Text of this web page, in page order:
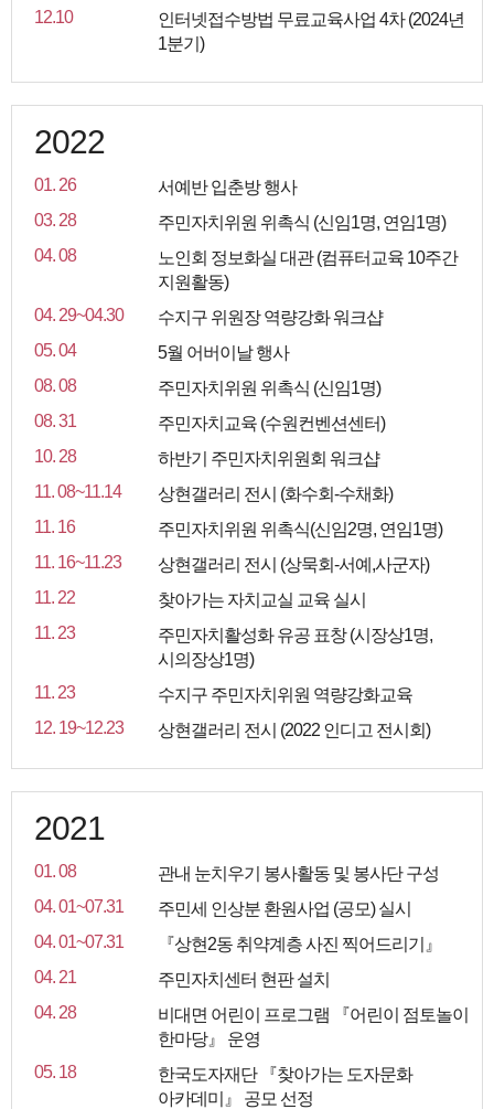
12.10
인터넷접수방법 무료교육사업 4차 (2024년
1분기)
2022
01. 26
서예반 입춘방 행사
03. 28
주민자치위원 위촉식 (신임1명, 연임1명)
04. 08
노인회 정보화실 대관 (컴퓨터교육 10주간
지원활동)
04. 29~04.30
수지구 위원장 역량강화 워크샵
05. 04
5월 어버이날 행사
08. 08
주민자치위원 위촉식 (신임1명)
08. 31
주민자치교육 (수원컨벤션센터)
10. 28
하반기 주민자치위원회 워크샵
11. 08~11.14
상현갤러리 전시 (화수회-수채화)
11. 16
주민자치위원 위촉식(신임2명, 연임1명)
11. 16~11.23
상현갤러리 전시 (상묵회-서예,사군자)
11. 22
찾아가는 자치교실 교육 실시
11. 23
주민자치활성화 유공 표창 (시장상1명,
시의장상1명)
11. 23
수지구 주민자치위원 역량강화교육
12. 19~12.23
상현갤러리 전시 (2022 인디고 전시회)
2021
01. 08
관내 눈치우기 봉사활동 및 봉사단 구성
04. 01~07.31
주민세 인상분 환원사업 (공모) 실시
04. 01~07.31
『상현2동 취약계층 사진 찍어드리기』
04. 21
주민자치센터 현판 설치
04. 28
비대면 어린이 프로그램 『어린이 점토놀이
한마당』 운영
05. 18
한국도자재단 『찾아가는 도자문화
아카데미』 공모 선정